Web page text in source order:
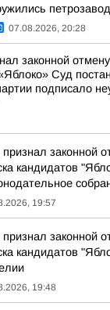
07.08.2026, 20:28
законной отмену
Суд
подписало
законной
кандидатов
19:57
законной
кандидатов
19:48